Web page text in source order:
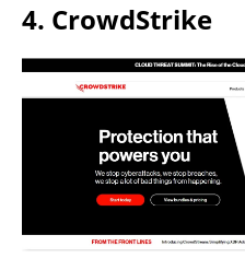
4. CrowdStrike